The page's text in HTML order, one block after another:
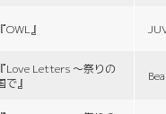
『OWL』
『Love Letters 〜祭りの
で』